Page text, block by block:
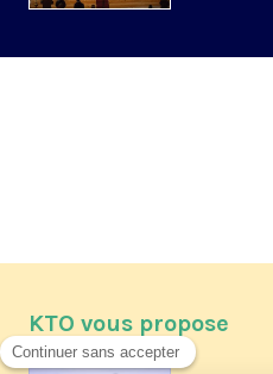
KTO vous propose